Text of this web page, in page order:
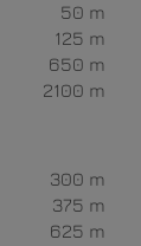
50 m
125 m
650 m
2100 m
300 m
375 m
625 m